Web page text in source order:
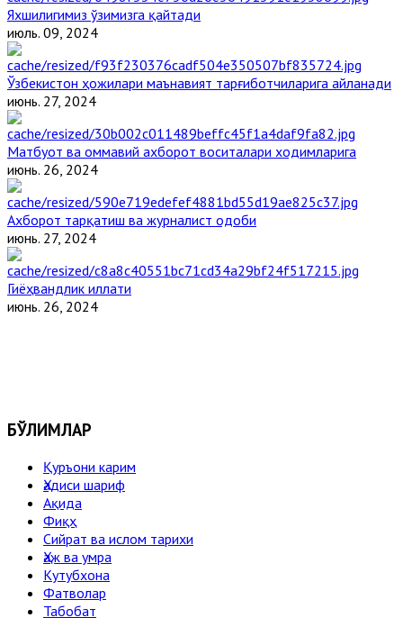
Яхшилигимиз ўзимизга қайтади
июль. 09, 2024
Ўзбекистон ҳожилари маънавият тарғиботчиларига айланади
июнь. 27, 2024
Матбуот ва оммавий ахборот воситалари ходимларига
июнь. 26, 2024
Ахборот тарқатиш ва журналист одоби
июнь. 27, 2024
Гиёҳвандлик иллати
июнь. 26, 2024
БЎЛИМЛАР
Қуръони карим
Ҳадиси шариф
Ақида
Фиқҳ
Сийрат ва ислом тарихи
Ҳаж ва умра
Кутубхона
Фатволар
Табобат